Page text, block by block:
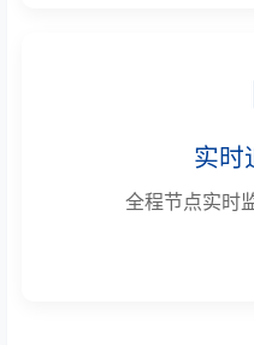
实时
全程节点实时